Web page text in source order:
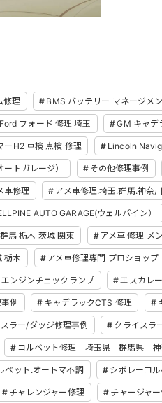
修理 BMS バッテリー マネージメ
Ford フォード 修理 埼玉 GM キャデ
ーH2 車検 点検 修理 Lincoln
トガレージ） その他修理事例
車修理 アメ車修理.埼玉.群馬.神奈
AUTO GARAGE(ウェルパイン）
馬 栃木 茨城 関東 アメ車 修理 メ
栃木 アメ車修理専門 プロショップ
ンジンチェックランプ エスカレ
例 キャデラックCTS 修理
ラー/ダッジ修理事例 クライスラ
コルベット修理 埼玉県 群馬県
ベット.オートマ不調 シボレーコ
チャレンジャー修理 チャージャ